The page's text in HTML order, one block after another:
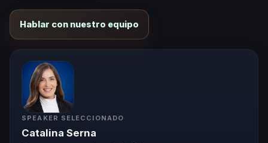
Hablar con nuestro equipo
SPEAKER SELECCIONADO
Catalina Serna